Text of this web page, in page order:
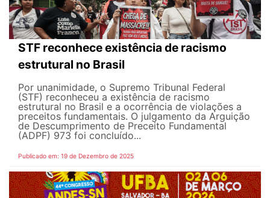
STF reconhece existência de racismo
estrutural no Brasil
Por unanimidade, o Supremo Tribunal Federal
(STF) reconheceu a existência de racismo
estrutural no Brasil e a ocorrência de violações a
preceitos fundamentais. O julgamento da Arguição
de Descumprimento de Preceito Fundamental
(ADPF) 973 foi concluído...
Publicado em: 19 de Dezembro de 2025